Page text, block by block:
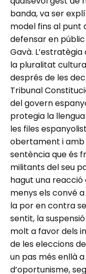
banda, va ser
model fins al punt
defensar en
Gavà.
la pluralitat
després de les
Tribunal
del govern
protegia la
les files
obertament i
sentència que és
militants del seu
hagut una reacció
menys els convé
la por en contra
sentit, la
molt a favor dels
de les eleccions
un pas més enllà
d’oportunisme,